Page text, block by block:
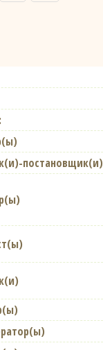
постановщик(и)